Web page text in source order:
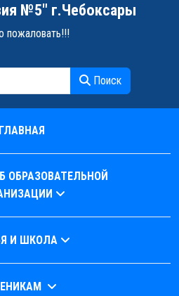
№5" г.Чебоксары
пожаловать!!!
Поиск
ГЛАВНАЯ
ОБРАЗОВАТЕЛЬНОЙ
И ШКОЛА